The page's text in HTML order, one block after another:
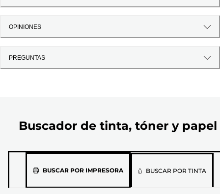
OPINIONES
PREGUNTAS
Buscador de tinta, tóner y papel
BUSCAR POR IMPRESORASeleccionaBUSCAR POR TINTA